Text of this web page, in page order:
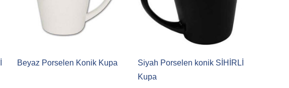
Beyaz Porselen Konik Kupa
Siyah Porselen konik SİHİRLİ
Kupa